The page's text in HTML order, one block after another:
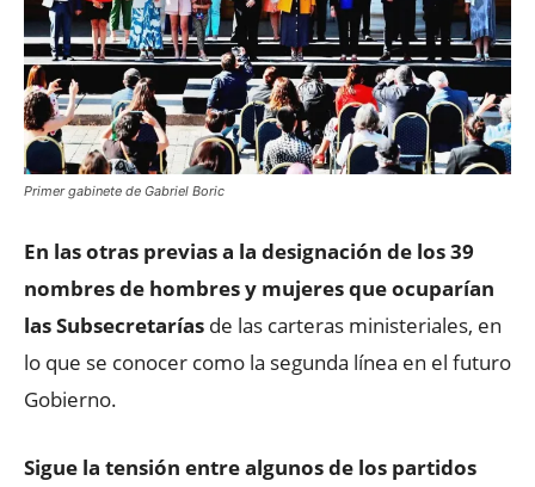
Primer gabinete de Gabriel Boric
En las otras previas a la designación de los 39
nombres de hombres y mujeres que ocuparían
las Subsecretarías de las carteras ministeriales, en
lo que se conocer como la segunda línea en el futuro
Gobierno.
Sigue la tensión entre algunos de los partidos